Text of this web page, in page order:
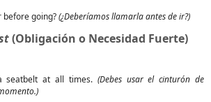
before going?(¿Deberíamos llamarla antes de ir?)
(Obligación o Necesidad Fuerte)
at all times. (Debes usar el cinturón de